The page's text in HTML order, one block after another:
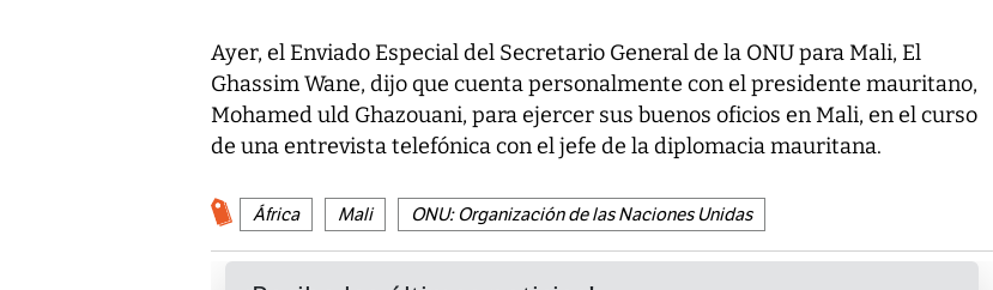
Ayer, el Enviado Especial del Secretario General de la ONU para Mali, El
Ghassim Wane, dijo que cuenta personalmente con el presidente mauritano,
Mohamed uld Ghazouani, para ejercer sus buenos oficios en Mali, en el curso
de una entrevista telefónica con el jefe de la diplomacia mauritana.
África Mali ONU: Organización de las Naciones Unidas